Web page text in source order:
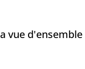
vue d'ensemble